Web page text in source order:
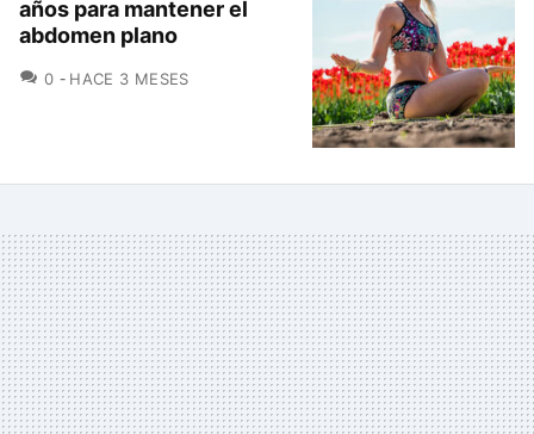
años para mantener el
abdomen plano
0 COMENTARIOS
HACE 3 MESES